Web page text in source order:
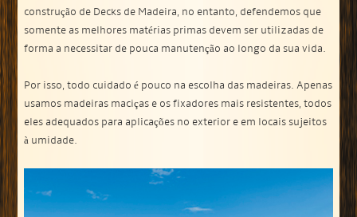
construção de Decks de Madeira, no entanto, defendemos que
somente as melhores matérias primas devem ser utilizadas de
forma a necessitar de pouca manutenção ao longo da sua vida.
Por isso, todo cuidado é pouco na escolha das madeiras. Apenas
usamos madeiras maciças e os fixadores mais resistentes, todos
eles adequados para aplicações no exterior e em locais sujeitos
à umidade.